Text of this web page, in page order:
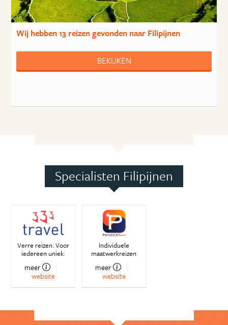
Wij hebben13 reizengevonden naar Filipijnen
BEKIJKEN
Specialisten Filipijnen
Verre reizen. Voor
iedereen uniek.
meer
website
Individuele
maatwerkreizen
meer
website